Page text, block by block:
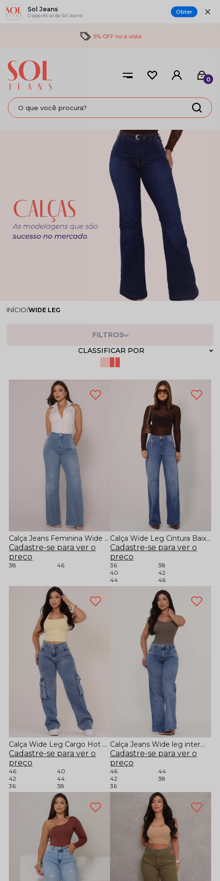
Sol Jeans
O app oficial da Sol Jeans! Obter
5% OFF no a vista
0
WIDE LEG
WIDE LEG
CLASSIFICAR POR
FILTROS
Calça Jeans Feminina Wide Leg Em Lavação Clara Com Aplicação
Cadastre-se para ver o
preço
38 46
Calça Wide Leg Cintura Baixa Com Gloss - Brilha Baby
Cadastre-se para ver o
preço
36
38
40
42
44
46
Calça Wide Leg Cargo Hot Pants
Cadastre-se para ver o
preço
46
40
42
44
36
38
Calça Jeans Wide leg intermediária
Cadastre-se para ver o
preço
46
44
42
38
36